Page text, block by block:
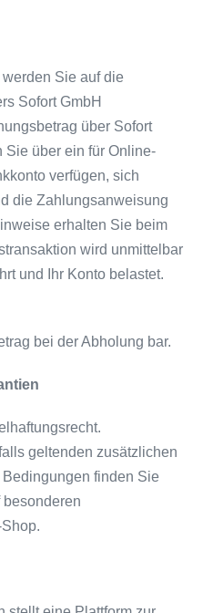
Sie auf die
Sofort GmbH
über Sofort
Sie über ein für Online-
verfügen, sich
die Zahlungsanweisung
erhalten Sie beim
wird unmittelbar
und Ihr Konto belastet.
bei der Abholung bar.
geltenden zusätzlichen
finden Sie